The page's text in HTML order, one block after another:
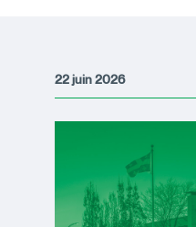
22 juin 2026